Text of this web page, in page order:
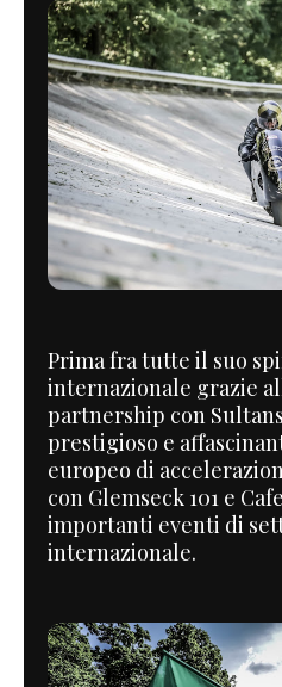
Prima fra tutte il suo
internazionale grazie
partnership con
prestigioso e
europeo di
con Glemseck 101 e
importanti eventi di
internazionale.